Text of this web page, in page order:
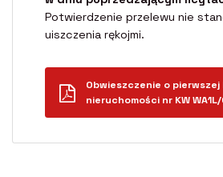
Potwierdzenie przelewu nie
uiszczenia rękojmi.
Obwieszczenie o
nieruchomości nr KW